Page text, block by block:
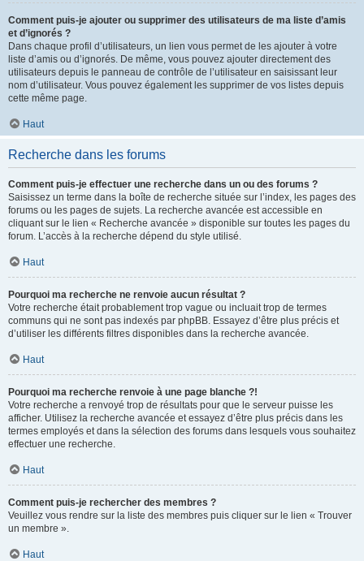
Comment puis-je ajouter ou supprimer des utilisateurs de ma liste d’amis
et d’ignorés ?
Dans chaque profil d’utilisateurs, un lien vous permet de les ajouter à votre
liste d’amis ou d’ignorés. De même, vous pouvez ajouter directement des
utilisateurs depuis le panneau de contrôle de l’utilisateur en saisissant leur
nom d’utilisateur. Vous pouvez également les supprimer de vos listes depuis
cette même page.
Haut
Recherche dans les forums
Comment puis-je effectuer une recherche dans un ou des forums ?
Saisissez un terme dans la boîte de recherche située sur l’index, les pages des
forums ou les pages de sujets. La recherche avancée est accessible en
cliquant sur le lien « Recherche avancée » disponible sur toutes les pages du
forum. L’accès à la recherche dépend du style utilisé.
Haut
Pourquoi ma recherche ne renvoie aucun résultat ?
Votre recherche était probablement trop vague ou incluait trop de termes
communs qui ne sont pas indexés par phpBB. Essayez d’être plus précis et
d’utiliser les différents filtres disponibles dans la recherche avancée.
Haut
Pourquoi ma recherche renvoie à une page blanche ?!
Votre recherche a renvoyé trop de résultats pour que le serveur puisse les
afficher. Utilisez la recherche avancée et essayez d’être plus précis dans les
termes employés et dans la sélection des forums dans lesquels vous souhaitez
effectuer une recherche.
Haut
Comment puis-je rechercher des membres ?
Veuillez vous rendre sur la liste des membres puis cliquer sur le lien « Trouver
un membre ».
Haut